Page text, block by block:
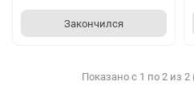
Закончился
Показано с 1 по 2 из 2